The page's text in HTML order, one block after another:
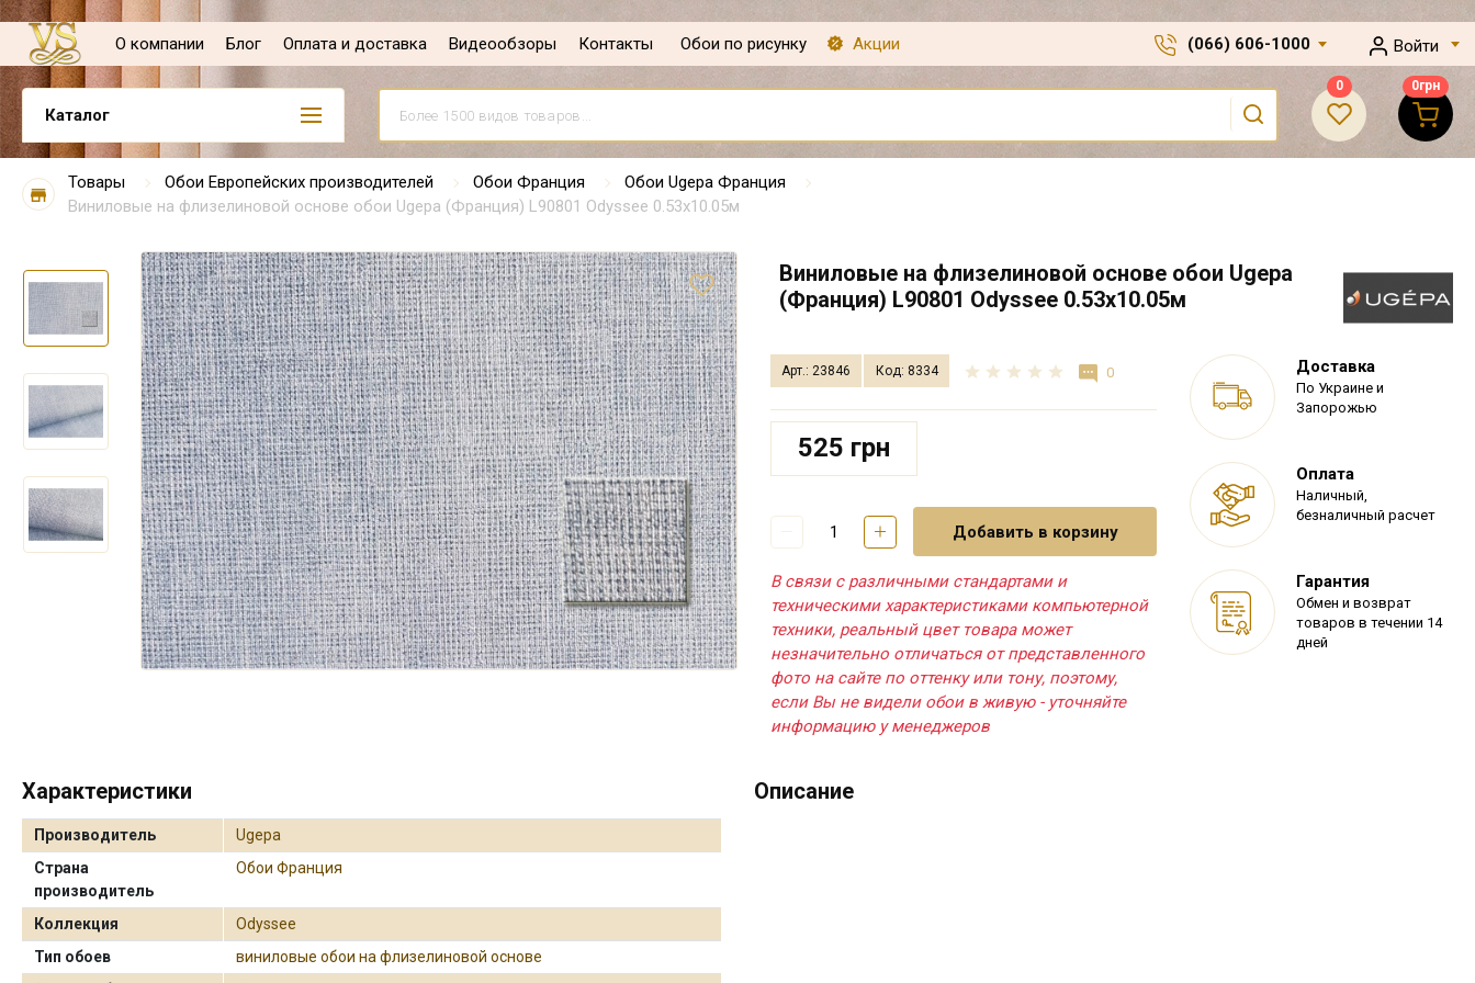
О компании Блог Оплата и доставка Видеообзоры Контакты Обои по рисунку Акции (066) 606-1000 Войти
Каталог
0 0грн
Товары Обои Европейских производителей Обои Франция
Обои Ugepa Франция
Виниловые на флизелиновой основе обои Ugepa (Франция) L90801 Odyssee 0.53х10.05м
Виниловые на флизелиновой основе обои Ugepa
(Франция) L90801 Odyssee 0.53х10.05м
Арт.: 23846 Код: 8334 0
525 грн
Добавить в корзину
В связи с различными стандартами и
техническими характеристиками компьютерной
техники, реальный цвет товара может
незначительно отличаться от представленного
фото на сайте по оттенку или тону, поэтому,
если Вы не видели обои в живую - уточняйте
информацию у менеджеров
Доставка
По Украине и
Запорожью
Оплата
Наличный,
безналичный расчет
Гарантия
Обмен и возврат
товаров в течении 14
дней
Характеристики
Производитель
Ugepa
Страна
производитель
Обои Франция
Коллекция
Odyssee
Тип обоев
виниловые обои на флизелиновой основе
Описание